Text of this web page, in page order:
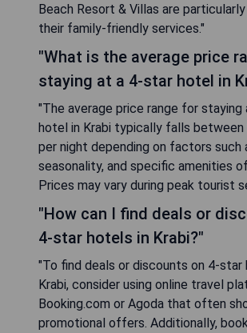
Beach Resort & Villas are
their family-friendly services."
"What is the average price
staying at a 4-star hotel in
"The average price range for
hotel in Krabi typically falls
per night depending on factors such
seasonality, and specific amenities
Prices may vary during peak tourist
"How can I find deals or
4-star hotels in Krabi?"
"To find deals or discounts on 4-star
Krabi, consider using online travel
Booking.com or Agoda that often
promotional offers. Additionally,